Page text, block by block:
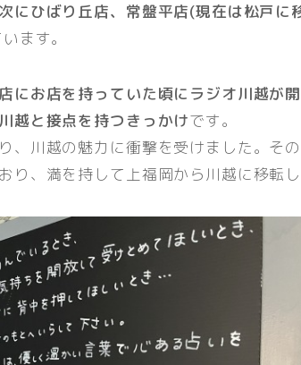
にひばり丘店、常盤平店(現在は松戸に
ます。
にお店を持っていた頃にラジオ川越が
越と接点を持つきっかけです。
、川越の魅力に衝撃を受けました。そ
、満を持して上福岡から川越に移転し